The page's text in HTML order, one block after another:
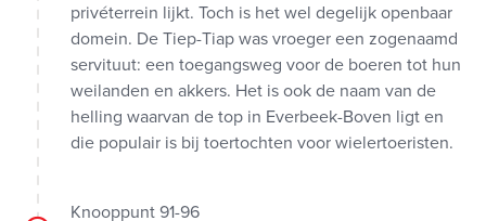
privéterrein lijkt. Toch is het wel degelijk openbaar
domein. De Tiep-Tiap was vroeger een zogenaamd
servituut: een toegangsweg voor de boeren tot hun
weilanden en akkers. Het is ook de naam van de
helling waarvan de top in Everbeek-Boven ligt en
die populair is bij toertochten voor wielertoeristen.
Knooppunt 91-96